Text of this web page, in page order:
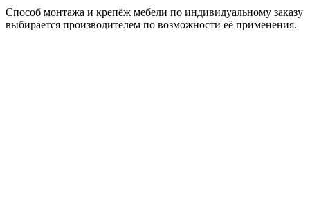
Способ монтажа и крепёж мебели по индивидуальному заказу
выбирается производителем по возможности её применения.